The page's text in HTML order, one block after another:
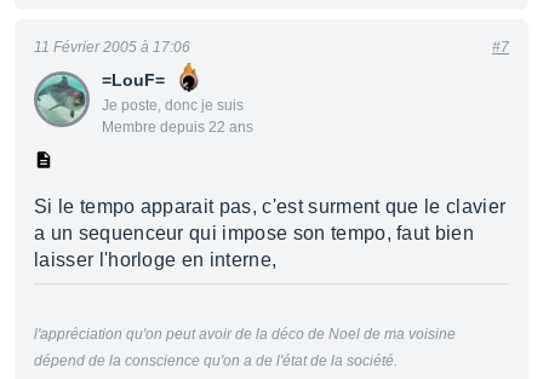
=LouF=
Je poste, donc je suis
Membre depuis 22 ans
11 Février 2005 à 17:06 #7
Si le tempo apparait pas, c'est surment que le clavier
a un sequenceur qui impose son tempo, faut bien
laisser l'horloge en interne,
l'appréciation qu'on peut avoir de la déco de Noel de ma voisine
dépend de la conscience qu'on a de l'état de la société.